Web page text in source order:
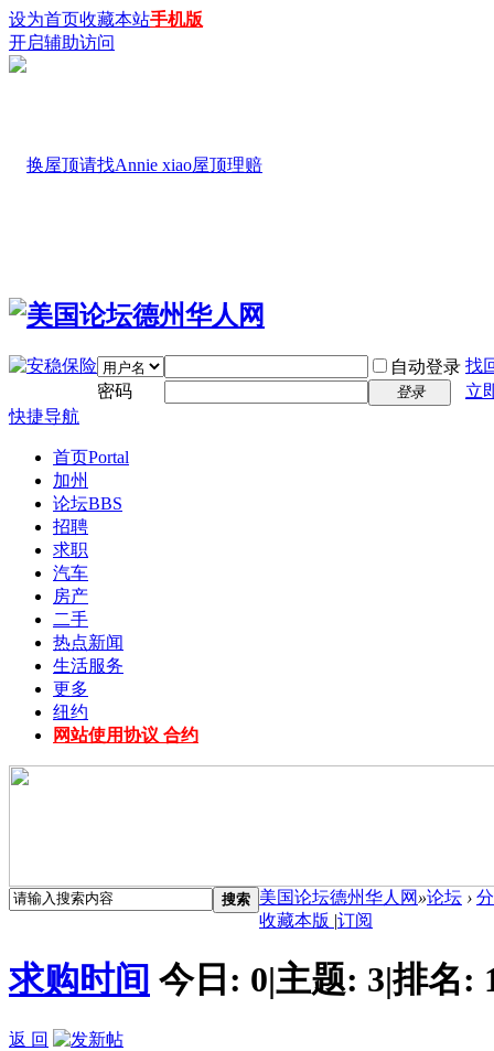
设为首页收藏本站手机版
开启辅助访问
自动登录 找
密码
登录
立
快捷导航
首页Portal
加州
论坛BBS
招聘
求职
汽车
房产
二手
热点新闻
生活服务
更多
纽约
网站使用协议 合约
搜索 美国论坛德州华人网 »论坛 ›
收藏本版 |订阅
求购时间 今日: 0|主题: 3|排名:
返 回